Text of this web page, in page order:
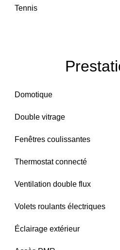
Tennis
Domotique
Double vitrage
Fenêtres coulissantes
Thermostat connecté
Ventilation double flux
Volets roulants électriques
Éclairage extérieur